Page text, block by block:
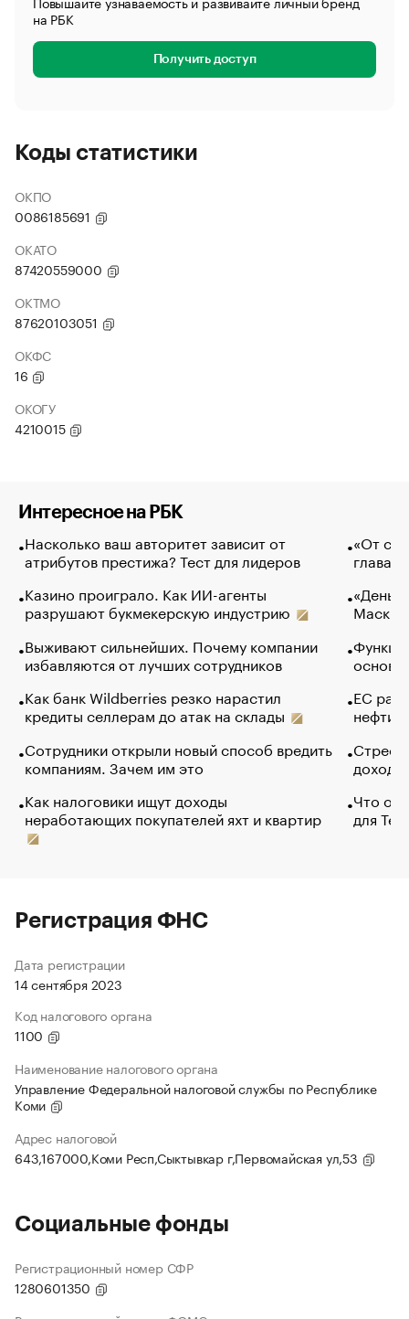
на РБК
Получить доступ
Коды статистики
ОКПО
0086185691
ОКАТО
87420559000
ОКТМО
87620103051
ОКФС
16
ОКОГУ
4210015
Интересное на РБК
Насколько ваш авторитет зависит от
атрибутов престижа? Тест для лидеров
Казино проиграло. Как ИИ-агенты
разрушают букмекерскую индустрию
Выживают сильнейших. Почему компании
избавляются от лучших сотрудников
Как банк Wildberries резко нарастил
кредиты селлерам до атак на склады
Сотрудники открыли новый способ вредить
компаниям. Зачем им это
Как налоговики ищут доходы
неработающих покупателей яхт и квартир
«От
глава
Маск в
основ
ЕС
нефти
Что
для
Регистрация ФНС
Дата регистрации
14 сентября 2023
Код налогового органа
1100
Наименование налогового органа
Управление Федеральной налоговой службы по Республике
Коми
Адрес налоговой
643,167000,Коми Респ,Сыктывкар г,Первомайская ул,53
Социальные фонды
Регистрационный номер СФР
1280601350